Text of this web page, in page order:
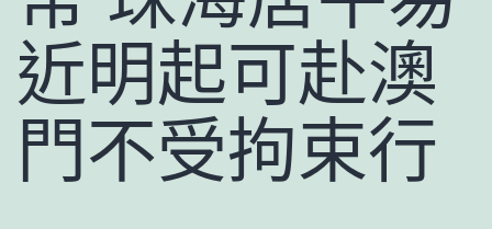
近明起可赴澳
門不受拘束行